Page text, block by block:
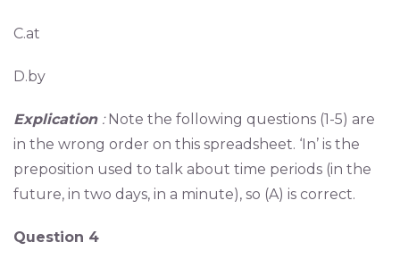
C.at
D.by
Explication :Note the following questions (1-5) are
in the wrong order on this spreadsheet. ‘In’ is the
preposition used to talk about time periods (in the
future, in two days, in a minute), so (A) is correct.
Question 4